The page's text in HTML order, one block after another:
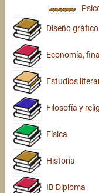
Diseño
Economía,
Estudios
Filosofía y
Física
Historia
IB Diploma